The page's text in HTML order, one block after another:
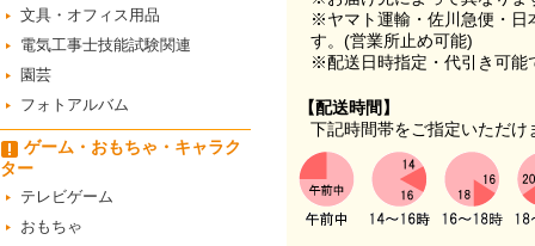
文具・オフィス用品
電気工事士技能試験関連
園芸
フォトアルバム
ゲーム・おもちゃ・キャラク
ター
テレビゲーム
おもちゃ
※ヤマト運輸・佐川急便・日
す。(営業所止め可能)
※配送日時指定・代引き可能
【配送時間】
下記時間帯をご指定いただけ